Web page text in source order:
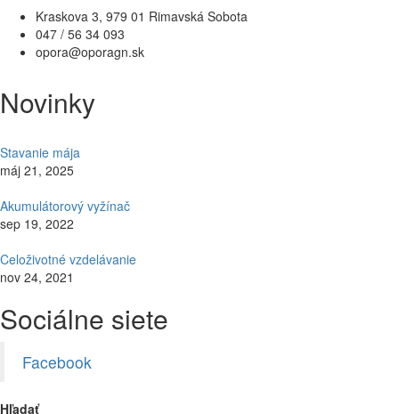
Kraskova 3, 979 01 Rimavská Sobota
047 / 56 34 093
opora@oporagn.sk
Novinky
Stavanie mája
máj 21, 2025
Akumulátorový vyžínač
sep 19, 2022
Celoživotné vzdelávanie
nov 24, 2021
Sociálne siete
Facebook
Hľadať